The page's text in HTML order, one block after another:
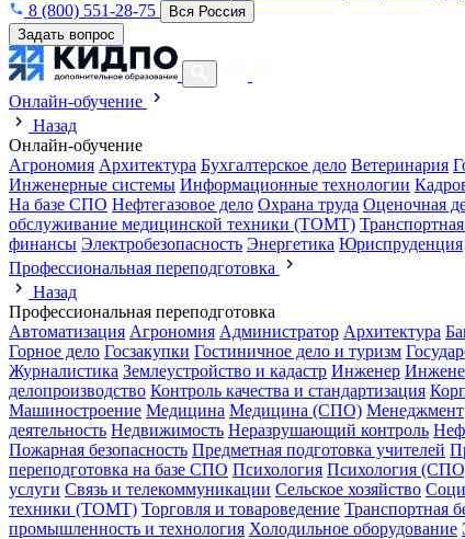
8 (800) 551-28-75
Вся Россия
Задать вопрос
Онлайн-обучение
Назад
Онлайн-обучение
Агрономия Архитектура Бухгалтерское дело Ветеринария
Инженерные системы Информационные технологии
На базе СПО Нефтегазовое дело Охрана труда Оценочная
обслуживание медицинской техники (ТОМТ)
финансы Электробезопасность Энергетика Юриспруденция
Профессиональная переподготовка
Назад
Профессиональная переподготовка
Автоматизация Агрономия Администратор Архитектура
Горное дело Госзакупки Гостиничное дело и туризм
Журналистика Землеустройство и кадастр Инженер
делопроизводство Контроль качества и стандартизация
Машиностроение Медицина Медицина (СПО) Менеджмент
деятельность Недвижимость Неразрушающий контроль
Пожарная безопасность Предметная подготовка учителей
переподготовка на базе СПО Психология Психология
услуги Связь и телекоммуникации Сельское хозяйство
техники (ТОМТ) Торговля и товароведение Транспортная
промышленность и технология Холодильное оборудование